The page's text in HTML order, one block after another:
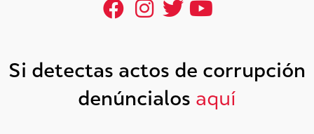
Si detectas actos de corrupción
denúncialos aquí